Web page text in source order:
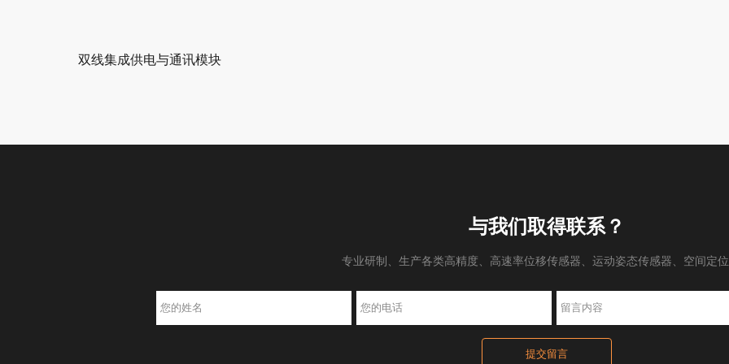
双线集成供电与通讯模块
与我们取得联系？
专业研制、生产各类高精度、高速率位移传感器、运动姿态传感器、空间定